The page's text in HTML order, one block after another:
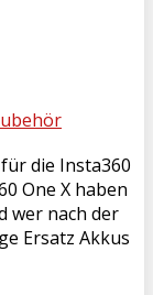
die Insta360
One X haben
wer nach der
Ersatz Akkus